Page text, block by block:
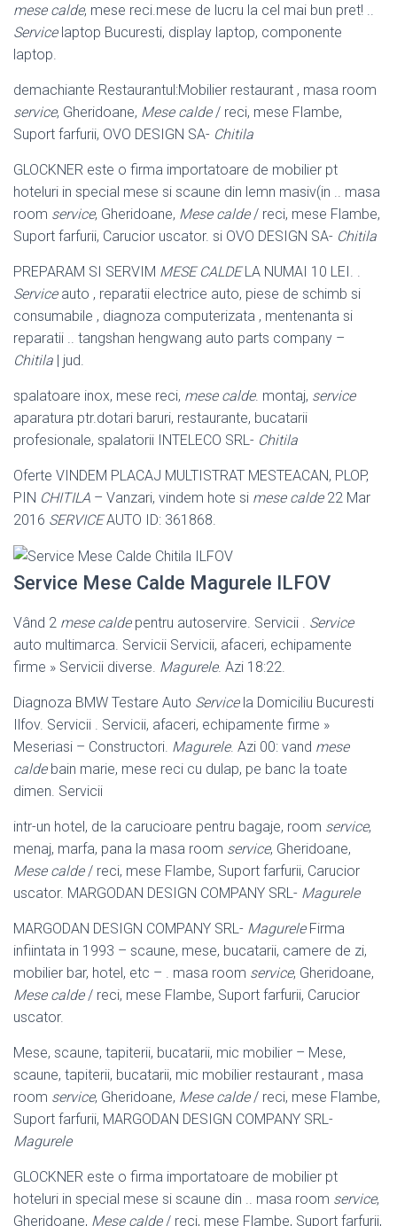
mese calde, mese reci.mese de lucru la cel mai bun pret! ..
Servicelaptop Bucuresti, display laptop, componente
laptop.
demachiante Restaurantul:Mobilier restaurant , masa room
service, Gheridoane, Mese calde/ reci, mese Flambe,
Suport farfurii, OVO DESIGN SA- Chitila
GLOCKNER este o firma importatoare de mobilier pt
hoteluri in special mese si scaune din lemn masiv(in .. masa
room service, Gheridoane, Mese calde/ reci, mese Flambe,
Suport farfurii, Carucior uscator. si OVO DESIGN SA- Chitila
PREPARAM SI SERVIM MESE CALDELA NUMAI 10 LEI. .
Serviceauto , reparatii electrice auto, piese de schimb si
consumabile , diagnoza computerizata , mentenanta si
reparatii .. tangshan hengwang auto parts company –
Chitila | jud.
spalatoare inox, mese reci, mese calde. montaj, service
aparatura ptr.dotari baruri, restaurante, bucatarii
profesionale, spalatorii INTELECO SRL- Chitila
Oferte VINDEM PLACAJ MULTISTRAT MESTEACAN, PLOP,
PIN CHITILA – Vanzari, vindem hote si mese calde22 Mar
2016 SERVICEAUTO ID: 361868.
Service Mese Calde Magurele ILFOV
Vând 2 mese caldepentru autoservire. Servicii . Service
auto multimarca. Servicii Servicii, afaceri, echipamente
firme » Servicii diverse. Magurele. Azi 18:22.
Diagnoza BMW Testare Auto Servicela Domiciliu Bucuresti
Ilfov. Servicii . Servicii, afaceri, echipamente firme »
Meseriasi – Constructori. Magurele. Azi 00: vand mese
caldebain marie, mese reci cu dulap, pe banc la toate
dimen. Servicii
intr-un hotel, de la carucioare pentru bagaje, room service,
menaj, marfa, pana la masa room service, Gheridoane,
Mese calde/ reci, mese Flambe, Suport farfurii, Carucior
uscator. MARGODAN DESIGN COMPANY SRL- Magurele
MARGODAN DESIGN COMPANY SRL- MagureleFirma
infiintata in 1993 – scaune, mese, bucatarii, camere de zi,
mobilier bar, hotel, etc – . masa room service, Gheridoane,
Mese calde/ reci, mese Flambe, Suport farfurii, Carucior
uscator.
Mese, scaune, tapiterii, bucatarii, mic mobilier – Mese,
scaune, tapiterii, bucatarii, mic mobilier restaurant , masa
room service, Gheridoane, Mese calde/ reci, mese Flambe,
Suport farfurii, MARGODAN DESIGN COMPANY SRL-
Magurele
GLOCKNER este o firma importatoare de mobilier pt
hoteluri in special mese si scaune din .. masa room service,
Gheridoane, Mese calde/ reci, mese Flambe, Suport farfurii,